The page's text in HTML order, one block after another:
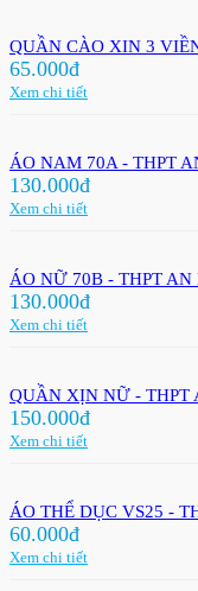
QUẦN CÀO XIN 3
65.000đ
Xem chi tiết
ÁO NAM 70A - THPT
130.000đ
Xem chi tiết
ÁO NỮ 70B - THPT
130.000đ
Xem chi tiết
QUẦN XỊN NỮ - THPT
150.000đ
Xem chi tiết
ÁO THỂ DỤC VS25 -
60.000đ
Xem chi tiết